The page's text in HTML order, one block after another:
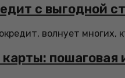
с выгодной
волнует
пошаговая